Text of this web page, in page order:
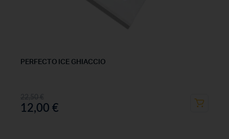
PERFECTO ICE GHIACCIO
12,00 €